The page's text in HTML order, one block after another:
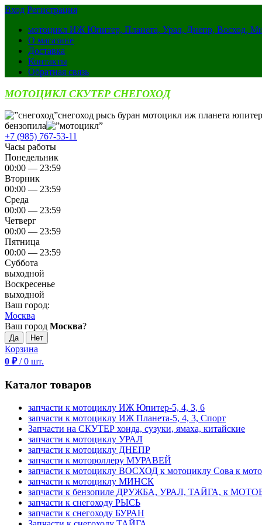
Вход Регистрация
мотоцикл ИЖ Юпитер, Планета, Урал, Днепр, Восход,
О магазине
Доставка
Контакты
Обратная связь
МОТОЦИКЛ СКУТЕР СНЕГОХОД
снегоход рысь буран мотоцикл иж планета
бензопила
+7 (985) 767-53-11
Часы работы
Понедельник
00:00 — 23:59
Вторник
00:00 — 23:59
Среда
00:00 — 23:59
Четверг
00:00 — 23:59
Пятница
00:00 — 23:59
Суббота
выходной
Воскресенье
выходной
Ваш город:
Москва
Ваш город Москва?
Корзина
0 ₽ /0 шт.
Каталог товаров
запчасти к мотоциклу ИЖ Юпитер-5, 4, 3, 6
запчасти к мотоциклу ИЖ Планета-5, 4, 3, Спорт
Запчасти на СКУТЕР хонда, сузуки, ямаха, китайские
запчасти к мотоциклу УРАЛ
запчасти к мотоциклу ДНЕПР
запчасти к мотороллеру МУРАВЕЙ
запчасти к мотоциклу ВОСХОД к мотоциклу Сова к
запчасти к мотоциклу МИНСК
запчасти к бензопиле ДРУЖБА, УРАЛ, ТАЙГА, к
запчасти к снегоходу РЫСЬ
запчасти к снегоходу БУРАН